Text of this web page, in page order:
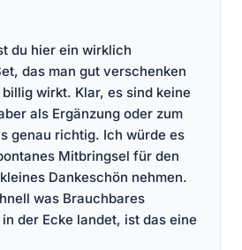
du hier ein wirklich
das man gut verschenken
wirkt. Klar, es sind keine
als Ergänzung oder zum
genau richtig. Ich würde es
Mitbringsel für den
Dankeschön nehmen.
was Brauchbares
der Ecke landet, ist das eine